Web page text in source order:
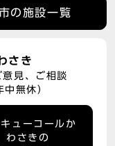
の施設一覧
さき
見、ご相談
無休）
ューコールか
わさきの